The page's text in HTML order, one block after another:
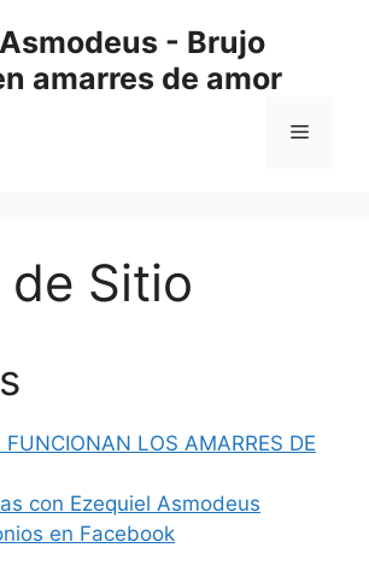
- Brujo
amarres de amor
Menú
de Sitio
FUNCIONAN LOS AMARRES DE
con Ezequiel Asmodeus
en Facebook